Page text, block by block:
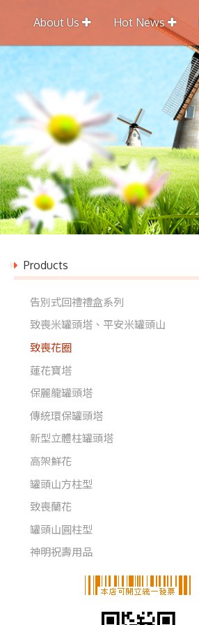
About Us Hot News
Products
告別式回禮禮盒系列
致喪米罐頭塔、平安米罐頭山
致喪花圈
蓮花寶塔
保麗龍罐頭塔
傳統環保罐頭塔
新型立體柱罐頭塔
高架鮮花
罐頭山方柱型
致喪蘭花
罐頭山圓柱型
神明祝壽用品